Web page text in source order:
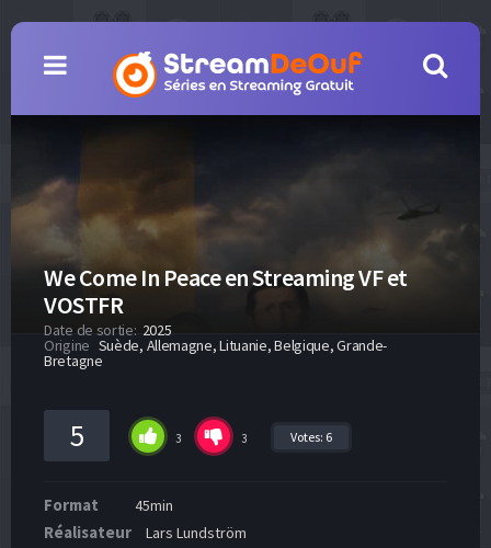
We Come In Peace en Streaming VF et
VOSTFR
Date de sortie: 2025
Origine Suède, Allemagne, Lituanie, Belgique, Grande-
Bretagne
5 3 3 Votes: 6
Format 45min
Réalisateur Lars Lundström